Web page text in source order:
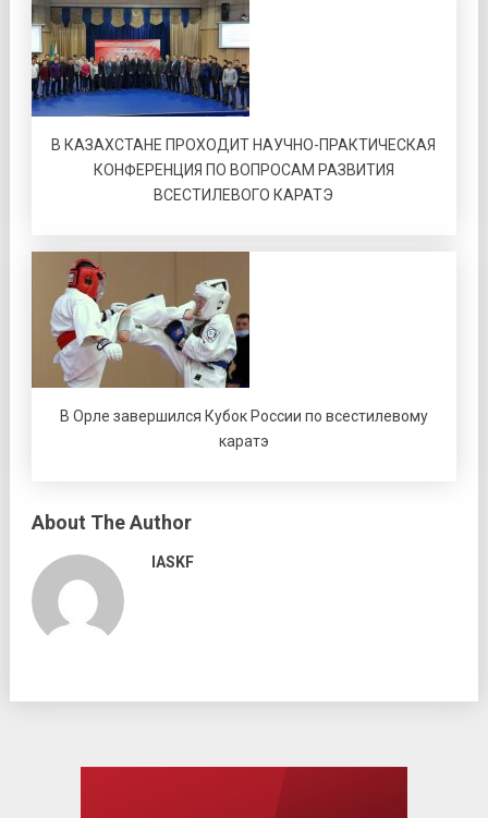
В КАЗАХСТАНЕ ПРОХОДИТ НАУЧНО-ПРАКТИЧЕСКАЯ
КОНФЕРЕНЦИЯ ПО ВОПРОСАМ РАЗВИТИЯ
ВСЕСТИЛЕВОГО КАРАТЭ
В Орле завершился Кубок России по всестилевому
каратэ
About The Author
IASKF